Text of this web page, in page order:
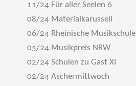
11/24 Für aller Seelen 6
08/24 Materialkarussell
06/24 Rheinische Musikschule
05/24 Musikpreis NRW
02/24 Schulen zu Gast XI
02/24 Aschermittwoch